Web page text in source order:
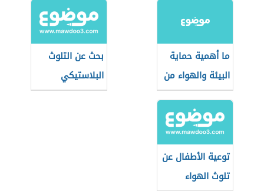
ما أهمية حماية
البيئة والهواء من
التلوث
بحث عن التلوث
البلاستيكي
توعية الأطفال عن
تلوث الهواء